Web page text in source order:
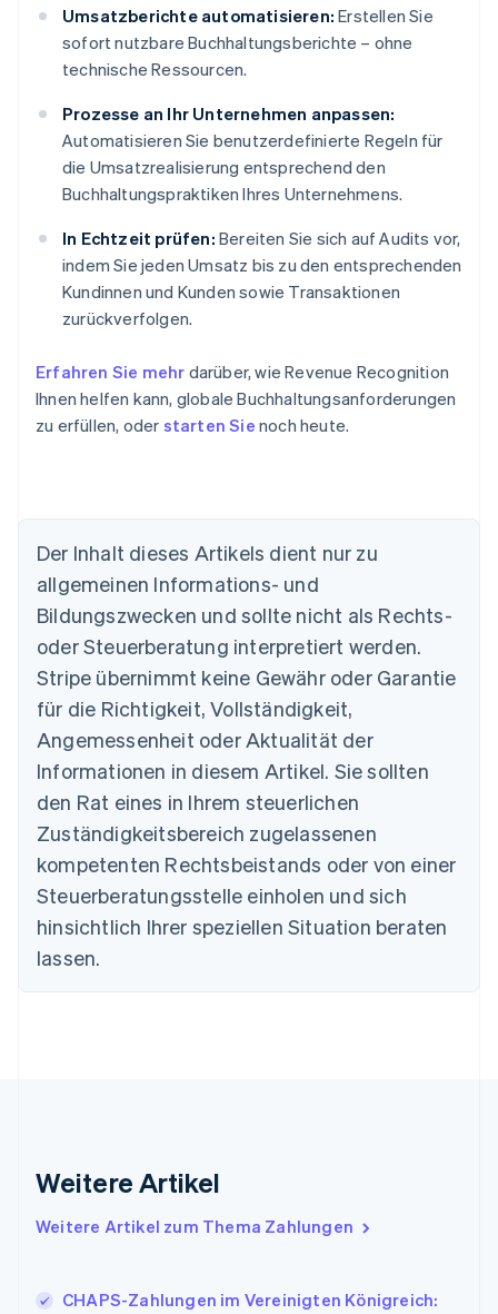
Umsatzberichte automatisieren: Erstellen Sie
sofort nutzbare Buchhaltungsberichte – ohne
technische Ressourcen.
Prozesse an Ihr Unternehmen anpassen:
Automatisieren Sie benutzerdefinierte Regeln für
die Umsatzrealisierung entsprechend den
Buchhaltungspraktiken Ihres Unternehmens.
In Echtzeit prüfen: Bereiten Sie sich auf Audits vor,
indem Sie jeden Umsatz bis zu den entsprechenden
Kundinnen und Kunden sowie Transaktionen
zurückverfolgen.
Erfahren Sie mehr darüber, wie Revenue Recognition
Ihnen helfen kann, globale Buchhaltungsanforderungen
zu erfüllen, oder starten Sie noch heute.
Der Inhalt dieses Artikels dient nur zu
allgemeinen Informations- und
Bildungszwecken und sollte nicht als Rechts-
oder Steuerberatung interpretiert werden.
Stripe übernimmt keine Gewähr oder Garantie
für die Richtigkeit, Vollständigkeit,
Angemessenheit oder Aktualität der
Informationen in diesem Artikel. Sie sollten
den Rat eines in Ihrem steuerlichen
Zuständigkeitsbereich zugelassenen
kompetenten Rechtsbeistands oder von einer
Steuerberatungsstelle einholen und sich
hinsichtlich Ihrer speziellen Situation beraten
lassen.
Weitere Artikel
Weitere Artikel zum Thema Zahlungen
CHAPS-Zahlungen im Vereinigten Königreich:
Australien
English
Nederlands FrançaisDeutschEnglish
Brasilien
English
Bulgarien
English
Dänemark
Deutschland
DeutschEnglish
Estland
English
Festlandchina
简体中文
EnglishSvenska
English
English
Japan